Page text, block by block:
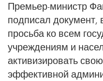
Премьер-министр
подписал документ,
просьба ко всем
учреждениям и
активизировать
эффективной